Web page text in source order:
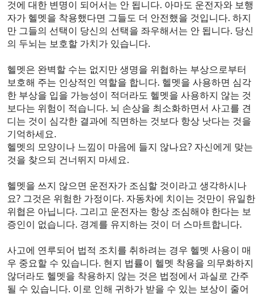
것에 대한 변명이 되어서는 안 됩니다. 아마도 운전자와 보행
자가 헬멧을 착용했다면 그들도 더 안전했을 것입니다. 하지
만 그들의 선택이 당신의 선택을 좌우해서는 안 됩니다. 당신
의 두뇌는 보호할 가치가 있습니다.
헬멧은 완벽할 수는 없지만 생명을 위협하는 부상으로부터
보호해 주는 인상적인 역할을 합니다. 헬멧을 사용하면 심각
한 부상을 입을 가능성이 적더라도 헬멧을 사용하지 않는 것
보다는 위험이 적습니다. 뇌 손상을 최소화하면서 사고를 견
디는 것이 심각한 결과에 직면하는 것보다 항상 낫다는 것을
기억하세요.
헬멧의 모양이나 느낌이 마음에 들지 않나요? 자신에게 맞는
것을 찾으되 건너뛰지 마세요.
헬멧을 쓰지 않으면 운전자가 조심할 것이라고 생각하시나
요? 그것은 위험한 가정이다. 자동차에 치이는 것만이 유일한
위협은 아닙니다. 그리고 운전자는 항상 조심해야 한다는 보
증인이 없습니다. 경계를 유지하는 것이 더 스마트합니다.
사고에 연루되어 법적 조치를 취하려는 경우 헬멧 사용이 매
우 중요할 수 있습니다. 현지 법률이 헬멧 착용을 의무화하지
않더라도 헬멧을 착용하지 않는 것은 법정에서 과실로 간주
될 수 있습니다. 이로 인해 귀하가 받을 수 있는 보상이 줄어